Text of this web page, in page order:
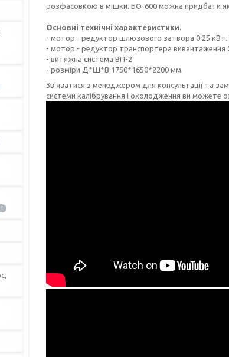
розфасовкою в мішки. БО-600 можна придбати як
Основні технічні характеристики.
- мотор - редуктор шлюзового затвора 0.25 кВт.
- мотор - редуктор транспортера вивантаження
- витяжна система ВП-2
- розміри Д*Ш*В 1750*1650*2200 мм.
Зв'язатися з менеджером для консультації та
системи калібрування і охолодження ви можете